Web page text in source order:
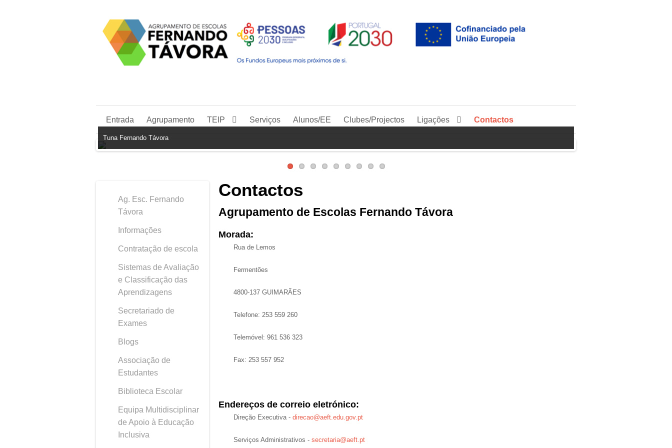
Entrada Agrupamento TEIP Serviços Alunos/EE Clubes/Projectos Ligações Contactos
Tuna Fernando Távora
Ag. Esc. Fernando
Távora
Informações
Contratação de escola
Sistemas de Avaliação
e Classificação das
Aprendizagens
Secretariado de
Exames
Blogs
Associação de
Estudantes
Biblioteca Escolar
Equipa Multidisciplinar
de Apoio à Educação
Inclusiva
Contactos
Agrupamento de Escolas Fernando Távora
Morada:
Rua de Lemos
Fermentões
4800-137 GUIMARÃES
Telefone: 253 559 260
Telemóvel: 961 536 323
Fax: 253 557 952
Endereços de correio eletrónico:
Direção Executiva - direcao@aeft.edu.gov.pt
Serviços Administrativos - secretaria@aeft.pt